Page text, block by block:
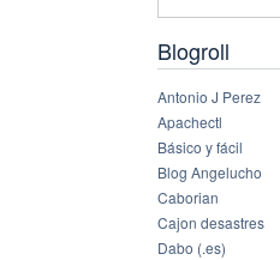
Blogroll
Antonio J Perez
Apachectl
Básico y fácil
Blog Angelucho
Caborian
Cajon desastres
Dabo (.es)